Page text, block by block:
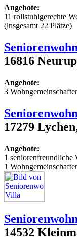
Angebote:
11 rollstuhlgerechte
(insgesamt 22 Plätze)
16816
Angebote:
3
17279
Angebote:
1 seniorenfreundliche
1
14532